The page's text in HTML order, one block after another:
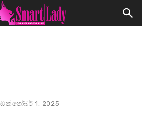
ඔක්තෝබර් 1, 2025